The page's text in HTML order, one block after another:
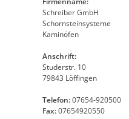
Schreiber GmbH
Schornsteinsysteme
Kaminöfen
Anschrift:
Studerstr. 10
79843 Löffingen
Telefon:07654-920500
Fax:07654920550